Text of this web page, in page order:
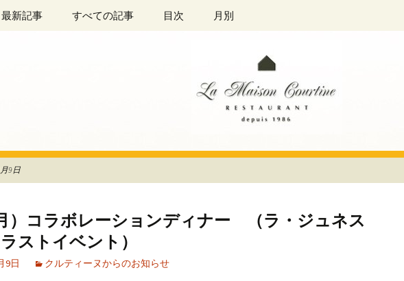
Courtine
窪のフレンチレストラン「La Maison Courtine（ラ・
最新記事 すべての記事 目次 月別
9日
）コラボレーションディナー （ラ・ジュネス
ストイベント）
9日 クルティーヌからのお知らせ